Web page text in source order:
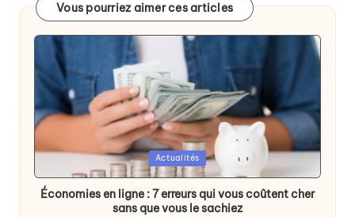
Vous pourriez aimer ces articles
Posted
Actualités
Économies en ligne : 7 erreurs qui vous coûtent cher
sans que vous le sachiez